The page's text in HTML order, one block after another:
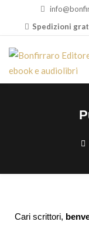
Spedizioni
Cari scrittori,